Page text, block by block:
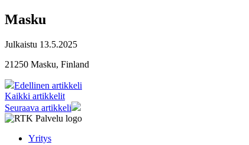
Masku
Julkaistu 13.5.2025
21250 Masku, Finland
Edellinen artikkeli
Kaikki artikkelit
Seuraava artikkeli
Yritys